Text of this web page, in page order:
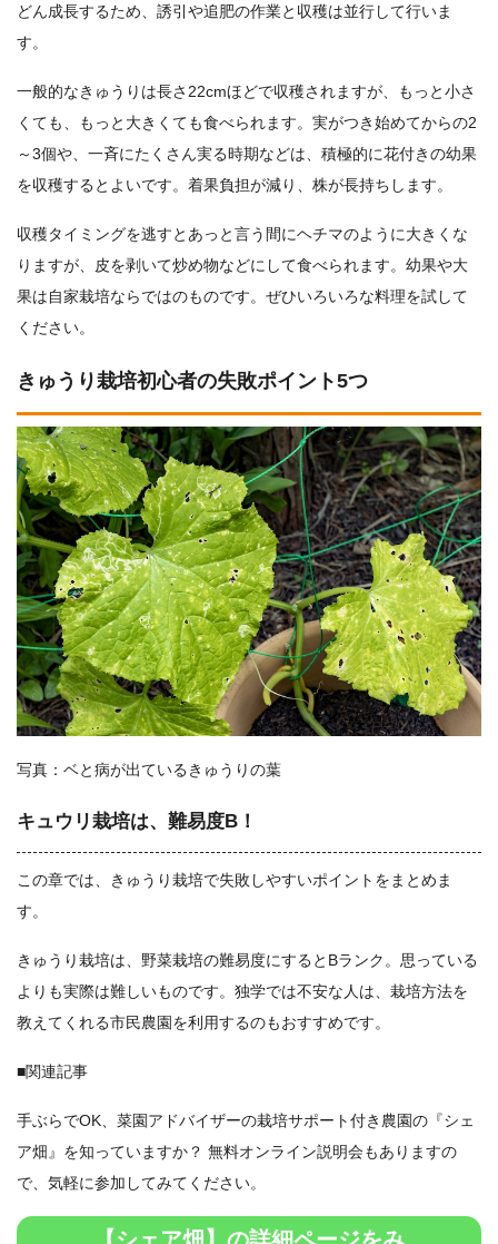
どん成長するため、誘引や追肥の作業と収穫は並行して行いま
す。
一般的なきゅうりは長さ22cmほどで収穫されますが、もっと小さ
くても、もっと大きくても食べられます。実がつき始めてからの2
～3個や、一斉にたくさん実る時期などは、積極的に花付きの幼果
を収穫するとよいです。着果負担が減り、株が長持ちします。
収穫タイミングを逃すとあっと言う間にヘチマのように大きくな
りますが、皮を剥いて炒め物などにして食べられます。幼果や大
果は自家栽培ならではのものです。ぜひいろいろな料理を試して
ください。
きゅうり栽培初心者の失敗ポイント5つ
写真：ベと病が出ているきゅうりの葉
キュウリ栽培は、難易度B！
この章では、きゅうり栽培で失敗しやすいポイントをまとめま
す。
きゅうり栽培は、野菜栽培の難易度にするとBランク。思っている
よりも実際は難しいものです。独学では不安な人は、栽培方法を
教えてくれる市民農園を利用するのもおすすめです。
■関連記事
手ぶらでOK、菜園アドバイザーの栽培サポート付き農園の『シェ
ア畑』を知っていますか？ 無料オンライン説明会もありますの
で、気軽に参加してみてください。